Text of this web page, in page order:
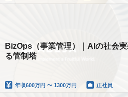
BizOps（事業管理）｜AIの社会
る管制塔
年収600万円 〜 1300万円 正社員